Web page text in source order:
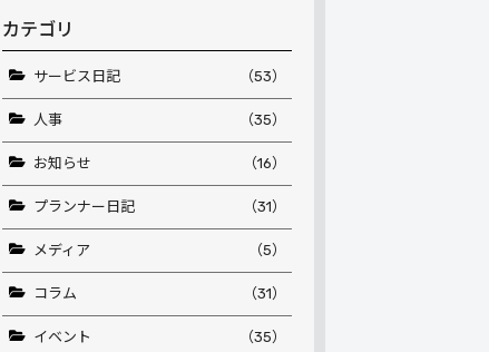
カテゴリ
サービス日記 （53）
人事 （35）
お知らせ （16）
プランナー日記 （31）
メディア （5）
コラム （31）
イベント （35）